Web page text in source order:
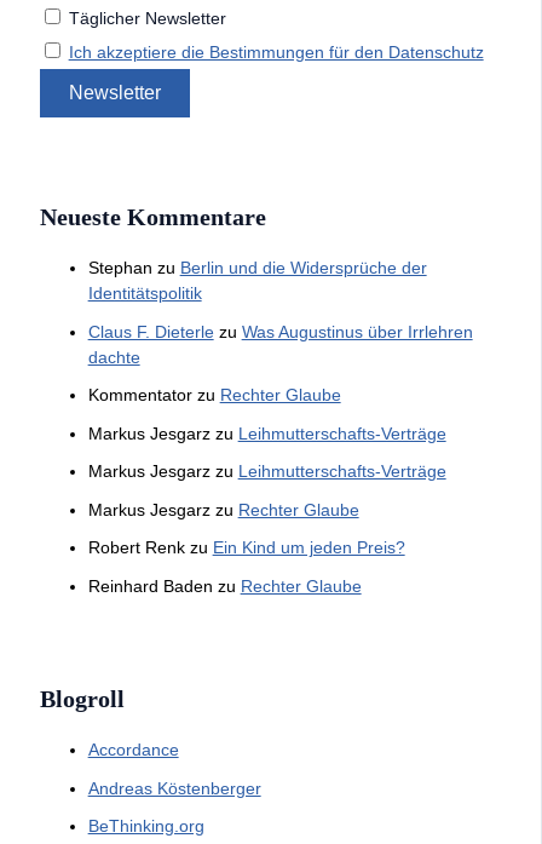
Täglicher Newsletter
Ich akzeptiere die Bestimmungen für den Datenschutz
Neueste Kommentare
Stephan zu Berlin und die Widersprüche der
Identitätspolitik
Claus F. Dieterlezu Was Augustinus über Irrlehren
dachte
Kommentatorzu Rechter Glaube
Markus Jesgarzzu Leihmutterschafts-Verträge
Markus Jesgarzzu Leihmutterschafts-Verträge
Markus Jesgarzzu Rechter Glaube
Robert Renkzu Ein Kind um jeden Preis?
Reinhard Baden zu Rechter Glaube
Blogroll
Accordance
Andreas Köstenberger
BeThinking.org